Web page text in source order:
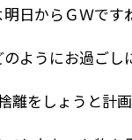
明日からＧＷです
ようにお過ごし
離をしょうと計